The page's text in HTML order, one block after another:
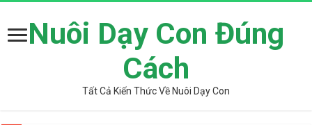
Nuôi Dạy Con Đúng
Cách
Tất Cả Kiến Thức Về Nuôi Dạy Con